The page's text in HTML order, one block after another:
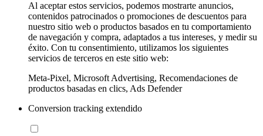
Al aceptar estos servicios, podemos mostrarte anuncios,
contenidos patrocinados o promociones de descuentos para
nuestro sitio web o productos basados en tu comportamiento
de navegación y compra, adaptados a tus intereses, y medir su
éxito. Con tu consentimiento, utilizamos los siguientes
servicios de terceros en este sitio web:
Meta-Pixel, Microsoft Advertising, Recomendaciones de
productos basadas en clics, Ads Defender
Conversion tracking extendido